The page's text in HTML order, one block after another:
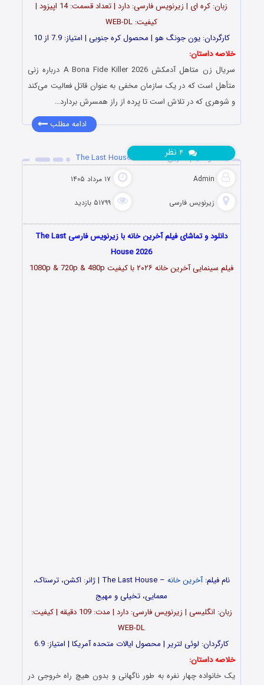
زبان: کره ای | زیرنویس فارسی: دارد | تعداد قسمت: 14 اپیزود |
کیفیت: WEB-DL
کارگردان: یون جونگ هو | محصول کره جنوبی | امتیاز: 7.9 از 10
خلاصه داستان:
سریال زن متاهل آدمکش A Bona Fide Killer 2026 درباره زنی
متأهل است که در یک سازمان مخفی به عنوان قاتل فعالیت می‌کند
و شوهری که در تلاش است تا پرده از راز همسرش بردارد…
ادامه مطلب
دانلود فیلم آخرین خانه The Last House 2026
Admin ۱۷ مرداد ۱۴۰۵
زیرنویس فارسی ۵۱۷۹۹ بازدید
نظر
دانلود و تماشای فیلم آخرین خانه با زیرنویس فارسی The Last
House 2026
فیلم سینمایی آخرین خانه ۲۰۲۶با کیفیت 1080p & 720p & 480p
نام فیلم:آخرین خانه
– The Last House | ژانر: اکشن، ترسناک،
معمایی، تخیلی و مهیج
زبان: انگلیسی | زیرنویس فارسی: دارد | مدت: 109 دقیقه | کیفیت:
WEB-DL
کارگردان: لوئی لتریر | محصول ایالات متحده آمریکا | امتیاز: 6.9
خلاصه داستان:
یک خانواده چهار نفره به طور ناگهانی و بدون هیچ راه خروجی در